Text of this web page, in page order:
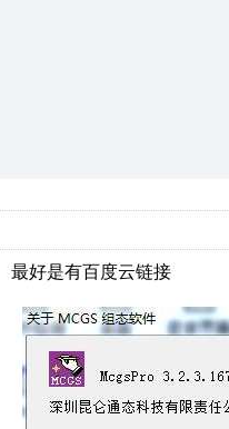
最好是有百度云链接